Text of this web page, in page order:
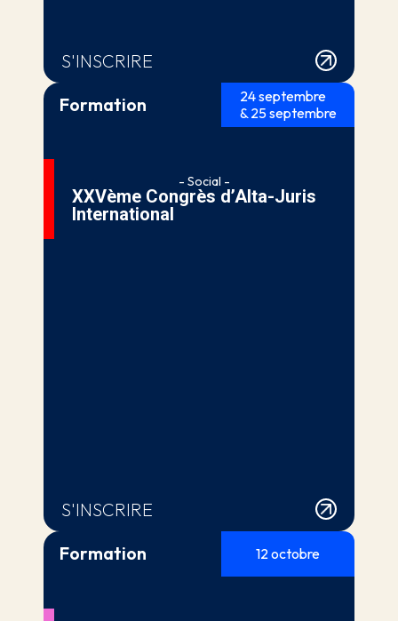
S'INSCRIRE
Formation
24 septembre
& 25 septembre
- Social -
XXVème Congrès d’Alta-Juris
International
S'INSCRIRE
Formation
12 octobre